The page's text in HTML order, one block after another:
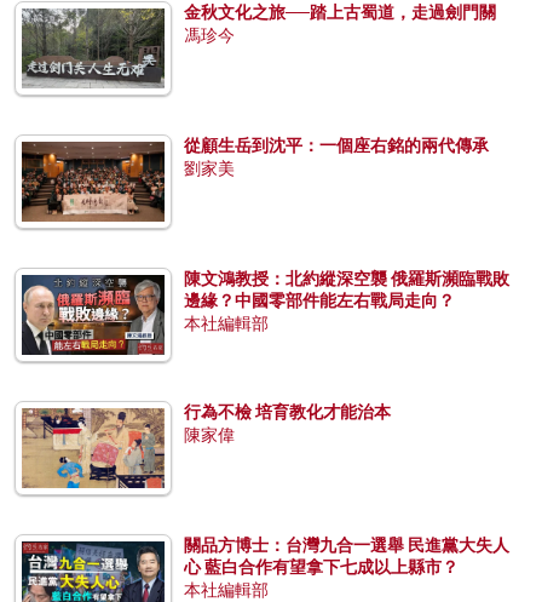
金秋文化之旅──踏上古蜀道，走過劍門關
馮珍今
從顧生岳到沈平：一個座右銘的兩代傳承
劉家美
陳文鴻教授：北約縱深空襲 俄羅斯瀕臨戰敗
邊緣？中國零部件能左右戰局走向？
本社編輯部
行為不檢 培育教化才能治本
陳家偉
關品方博士：台灣九合一選舉 民進黨大失人
心 藍白合作有望拿下七成以上縣市？
本社編輯部